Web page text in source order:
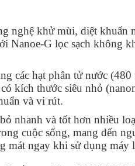
nghệ khử mùi, diệt khuẩn
Nanoe-G lọc sạch không
các hạt phân tử nước
kích thước siêu nhỏ
và vi rút.
nhanh và tốt hơn nhiều
cuộc sống, mang đến
mát ngay khi sử dụng máy